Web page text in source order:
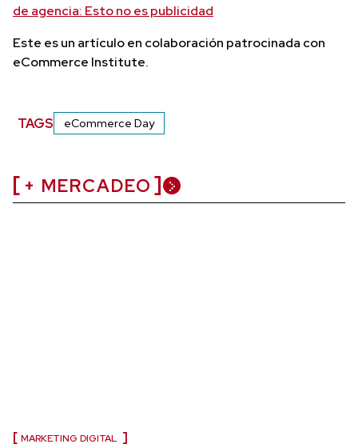
de agencia: Esto no es publicidad
Este es un artículo en colaboración patrocinada con
eCommerce Institute.
TAGS eCommerce Day
+ MERCADEO
MARKETING DIGITAL